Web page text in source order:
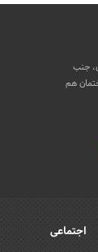
جنب
هم
اجتماعی